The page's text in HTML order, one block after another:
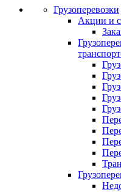
Грузоперевозки
Акции и